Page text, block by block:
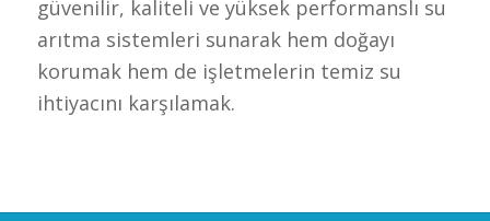
güvenilir, kaliteli ve yüksek performanslı su
arıtma sistemleri sunarak hem doğayı
korumak hem de işletmelerin temiz su
ihtiyacını karşılamak.